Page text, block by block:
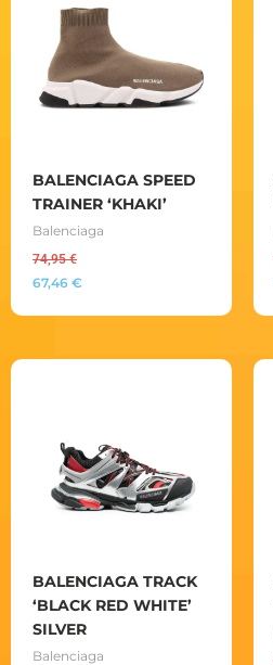
BALENCIAGA SPEED
TRAINER ‘KHAKI’
Balenciaga
74,95€
67,46 €
BALENCIAGA TRACK
‘BLACK RED WHITE’
SILVER
Balenciaga